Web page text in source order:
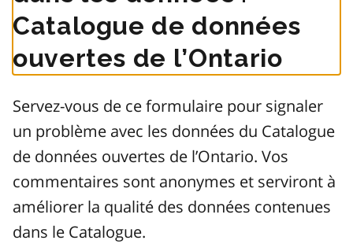
Catalogue de données
ouvertes de l’Ontario
Servez-vous de ce formulaire pour signaler
un problème avec les données du Catalogue
de données ouvertes de l’Ontario. Vos
commentaires sont anonymes et serviront à
améliorer la qualité des données contenues
dans le Catalogue.